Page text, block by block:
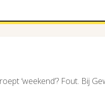
‘weekend’? Fout. Bij